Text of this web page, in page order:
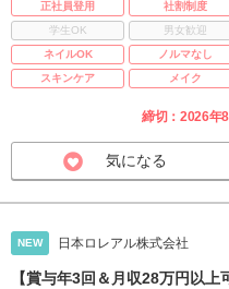
正社員登用 社割制度
学生OK
男女歓迎
ネイルOK
ノルマなし
スキンケア
メイク
締切：2026年
気になる
NEW 日本ロレアル株式会社
【賞与年3回＆月収28万円以